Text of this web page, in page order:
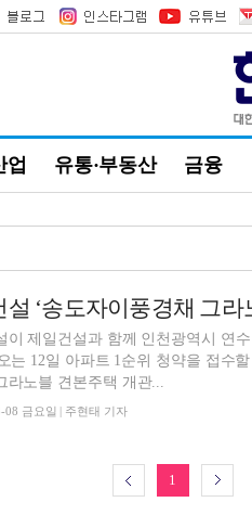
업 유통·부동산 금융
설 ‘송도자이풍경채 그라
이 제일건설과 함께 인천광역시 연
12일 아파트 1순위 청약을 접수할 예정이라고 8
라노블 견본주택 개관...
08 금요일 | 주현태 기자
1